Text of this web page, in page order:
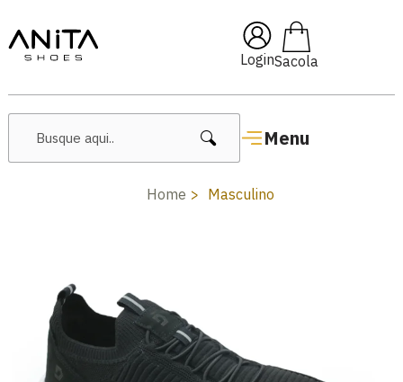
Login
Menu
🔥 Lançamentos Femininos
Home Masculino